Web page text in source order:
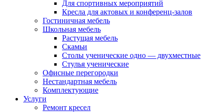
Для спортивных мероприятий
Кресла для актовых и конференц-залов
Гостиничная мебель
Школьная мебель
Растущая мебель
Скамьи
Столы ученические одно — двухместные
Стулья ученические
Офисные перегородки
Нестандартная мебель
Комплектующие
Услуги
Ремонт кресел